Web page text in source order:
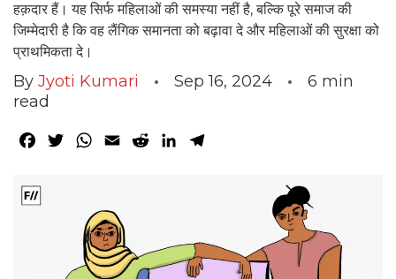
हक़दार हैं। यह सिर्फ महिलाओं की समस्या नहीं है, बल्कि पूरे समाज की
जिम्मेदारी है कि वह लैंगिक समानता को बढ़ावा दे और महिलाओं की सुरक्षा को
प्राथमिकता दे।
By Jyoti Kumari Sep 16, 2024 6 min
read
Facebook
TwitterWhatsApp
Email RedditLinkedIn